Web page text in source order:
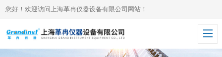
您好！欢迎访问上海革冉仪器设备有限公司网站！